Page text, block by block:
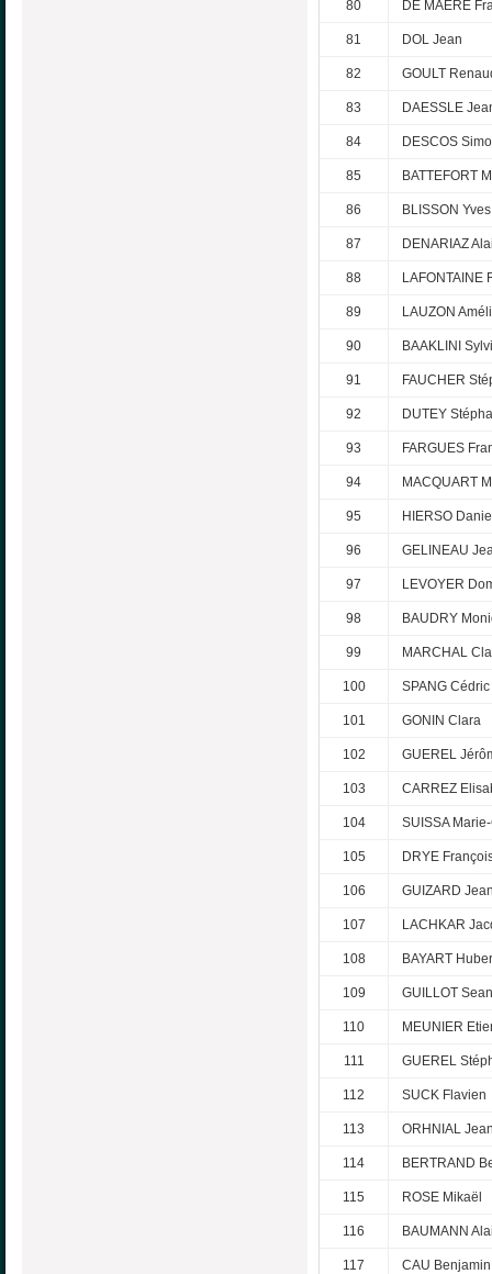
80 DE MAERE
81 DOL Jean
82 GOULT
83 DAESSLE
84 DESCOS
85 BATTEFORT
86 BLISSON Yves
87 DENARIAZ
88 LAFONTAINE
89 LAUZON
90 BAAKLINI
91 FAUCHER
92 DUTEY
93 FARGUES
94 MACQUART
95 HIERSO
96 GELINEAU
97 LEVOYER
98 BAUDRY
99 MARCHAL
100 SPANG Cédric
101 GONIN Clara
102 GUEREL
103 CARREZ
104 SUISSA
105 DRYE
106 GUIZARD
107 LACHKAR
108 BAYART
109 GUILLOT Sean
110 MEUNIER
111 GUEREL
112 SUCK Flavien
113 ORHNIAL
114 BERTRAND
115 ROSE Mikaël
116 BAUMANN
117 CAU Benjamin